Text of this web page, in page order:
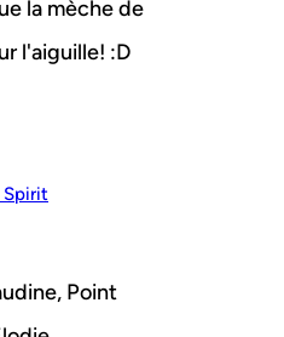
la mèche de
l'aiguille! :D
Spirit
Point